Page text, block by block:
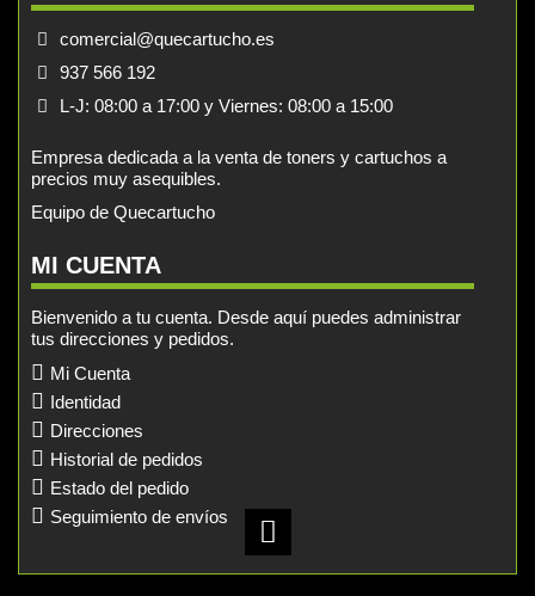
comercial@quecartucho.es
937 566 192
L-J: 08:00 a 17:00 y Viernes: 08:00 a 15:00
Empresa dedicada a la venta de toners y cartuchos a
precios muy asequibles.
Equipo de Quecartucho
MI CUENTA
Bienvenido a tu cuenta. Desde aquí puedes administrar
tus direcciones y pedidos.
Mi Cuenta
Identidad
Direcciones
Historial de pedidos
Estado del pedido
Seguimiento de envíos